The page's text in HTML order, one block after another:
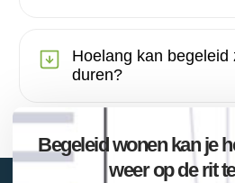
Hoelang kan begeleid
duren?
Begeleid wonen kan je
weer op de rit